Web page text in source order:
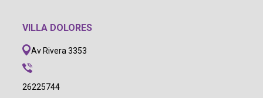
VILLA DOLORES
Av Rivera 3353
26225744